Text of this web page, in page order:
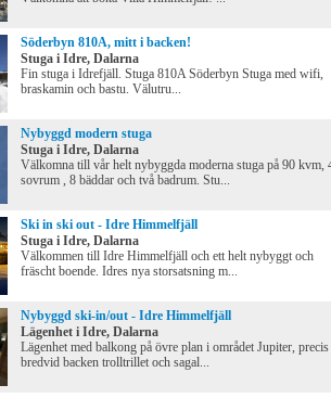
Söderbyn 810A, mitt i backen!
Stuga i Idre, Dalarna
Fin stuga i Idrefjäll. Stuga 810A Söderbyn Stuga med wifi,
braskamin och bastu. Välutru...
Nybyggd modern stuga
Stuga i Idre, Dalarna
Välkomna till vår helt nybyggda moderna stuga på 90 kvm,
sovrum , 8 bäddar och två badrum. Stu...
Ski in ski out - Idre Himmelfjäll
Stuga i Idre, Dalarna
Välkommen till Idre Himmelfjäll och ett helt nybyggt och
fräscht boende. Idres nya storsatsning m...
Nybyggd ski-in/out - Idre Himmelfjäll
Lägenhet i Idre, Dalarna
Lägenhet med balkong på övre plan i området Jupiter, precis
bredvid backen trolltrillet och sagal...